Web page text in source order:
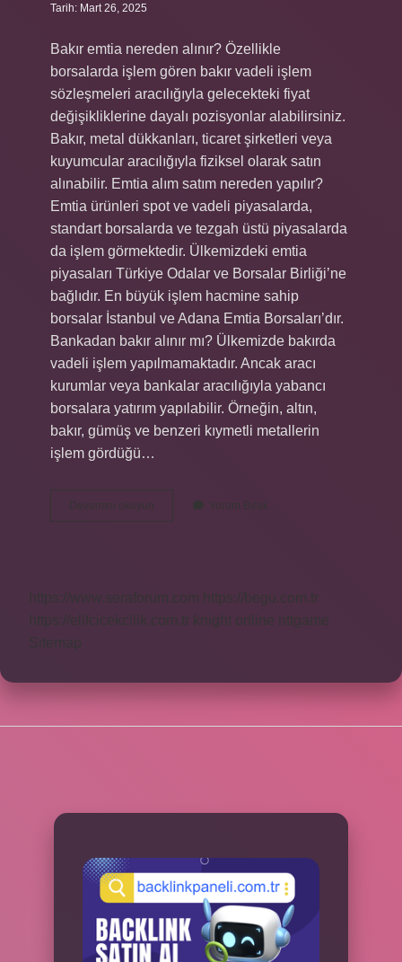
Tarih: Mart 26, 2025
Bakır emtia nereden alınır? Özellikle
borsalarda işlem gören bakır vadeli işlem
sözleşmeleri aracılığıyla gelecekteki fiyat
değişikliklerine dayalı pozisyonlar alabilirsiniz.
Bakır, metal dükkanları, ticaret şirketleri veya
kuyumcular aracılığıyla fiziksel olarak satın
alınabilir. Emtia alım satım nereden yapılır?
Emtia ürünleri spot ve vadeli piyasalarda,
standart borsalarda ve tezgah üstü piyasalarda
da işlem görmektedir. Ülkemizdeki emtia
piyasaları Türkiye Odalar ve Borsalar Birliği’ne
bağlıdır. En büyük işlem hacmine sahip
borsalar İstanbul ve Adana Emtia Borsaları’dır.
Bankadan bakır alınır mı? Ülkemizde bakırda
vadeli işlem yapılmamaktadır. Ancak aracı
kurumlar veya bankalar aracılığıyla yabancı
borsalara yatırım yapılabilir. Örneğin, altın,
bakır, gümüş ve benzeri kıymetli metallerin
işlem gördüğü…
Devamını okuyun
Emtia
Yorum Bırak
https://www.seraforum.com
https://begu.com.tr
https://elifcicekcilik.com.tr knight online
nttgame
Sitemap